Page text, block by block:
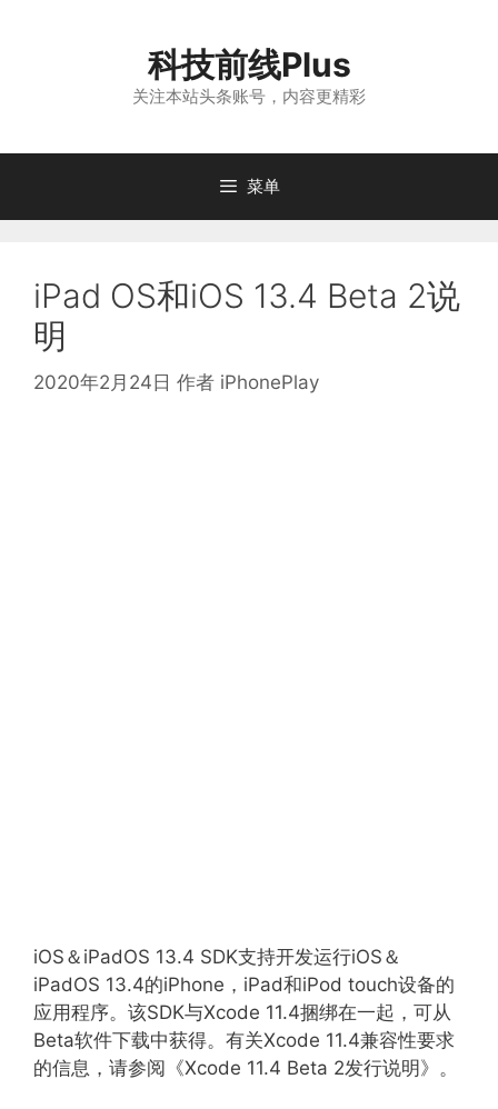
科技前线Plus
关注本站头条账号，内容更精彩
菜单
iPad OS和iOS 13.4 Beta 2说
明
2020年2月24日 作者 iPhonePlay
iOS＆iPadOS 13.4 SDK支持开发运行iOS＆
iPadOS 13.4的iPhone，iPad和iPod touch设备的
应用程序。该SDK与Xcode 11.4捆绑在一起，可从
Beta软件下载中获得。有关Xcode 11.4兼容性要求
的信息，请参阅《Xcode 11.4 Beta 2发行说明》。